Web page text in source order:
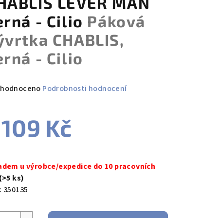
- Cilio Páková
CHABLIS,
- Cilio
Podrobnosti hodnocení
Kč
u výrobce/expedice do 10 pracovních
(>5 ks)
350135